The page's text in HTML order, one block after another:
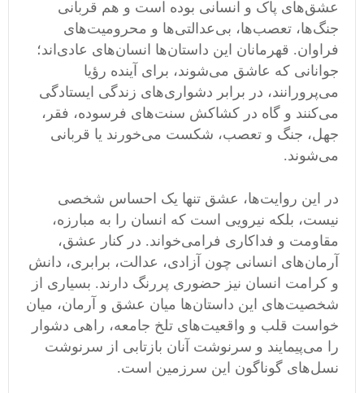
عشق‌های پاک و انسانی بوده است و هم قربانی
جنگ‌ها، تعصب‌ها، بی‌عدالتی‌ها و محرومیت‌های
فراوان. قهرمانان این داستان‌ها انسان‌های عادی‌اند؛
جوانانی که عاشق می‌شوند، برای آینده رؤیا
می‌پرورانند، در برابر دشواری‌های زندگی ایستادگی
می‌کنند و گاه در کشاکش سنت‌های فرسوده، فقر،
جهل، جنگ و تعصب، شکست می‌خورند یا قربانی
می‌شوند.
در این روایت‌ها، عشق تنها یک احساس شخصی
نیست، بلکه نیرویی است که انسان را به مبارزه،
مقاومت و فداکاری فرامی‌خواند. در کنار عشق،
آرمان‌های انسانی چون آزادی، عدالت، برابری، دانش
و کرامت انسان نیز حضوری پررنگ دارند. بسیاری از
شخصیت‌های این داستان‌ها میان عشق و آرمان، میان
خواست قلب و واقعیت‌های تلخ جامعه، راهی دشوار
را می‌پیمایند و سرنوشت آنان بازتابی از سرنوشت
نسل‌های گوناگون این سرزمین است.